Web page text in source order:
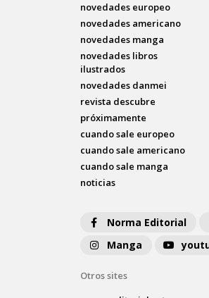
novedades europeo
novedades americano
novedades manga
novedades libros
ilustrados
novedades danmei
revista descubre
próximamente
cuando sale europeo
cuando sale americano
cuando sale manga
noticias
Norma Editorial
Manga
Otros sites